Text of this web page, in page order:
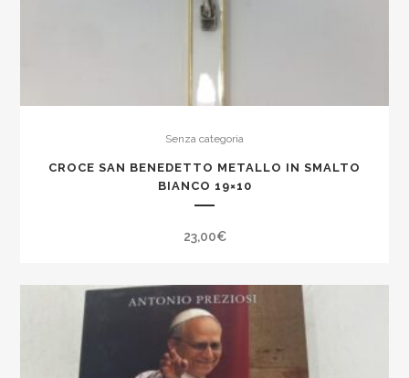
Senza categoria
CROCE SAN BENEDETTO METALLO IN SMALTO
BIANCO 19×10
23,00€